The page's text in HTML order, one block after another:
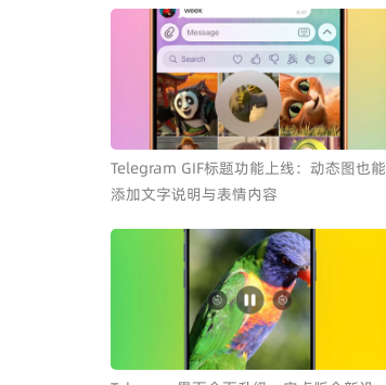
Telegram GIF标题功能上线：动态图也能
添加文字说明与表情内容